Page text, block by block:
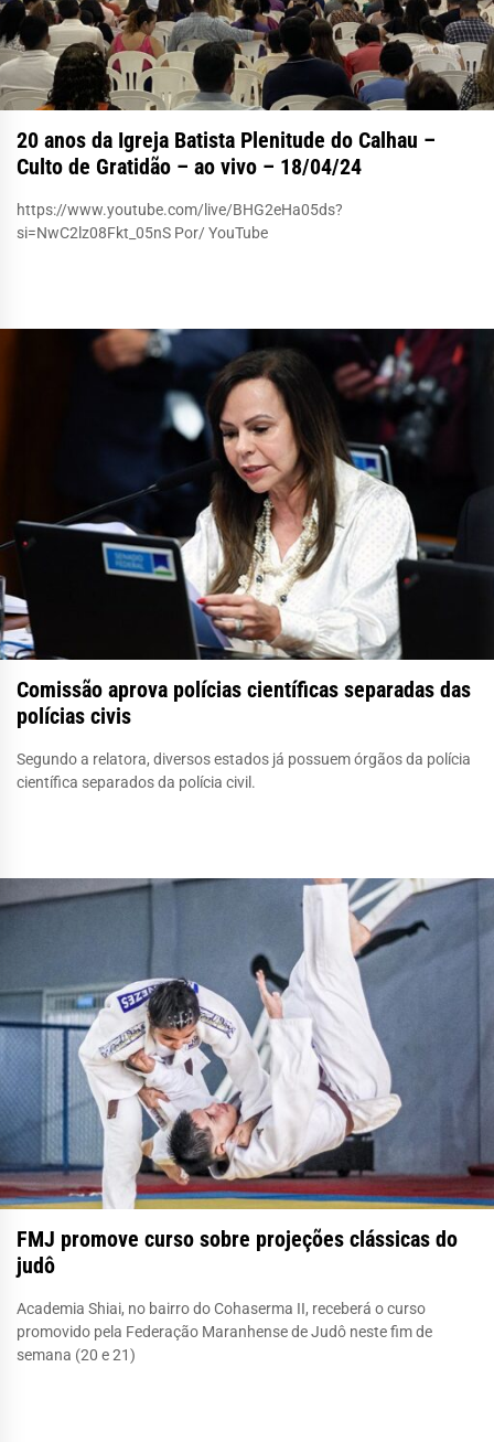
20 anos da Igreja Batista Plenitude do Calhau –
Culto de Gratidão – ao vivo – 18/04/24
https://www.youtube.com/live/BHG2eHa05ds?
si=NwC2lz08Fkt_05nS Por/ YouTube
Comissão aprova polícias científicas separadas das
polícias civis
Segundo a relatora, diversos estados já possuem órgãos da polícia
científica separados da polícia civil.
FMJ promove curso sobre projeções clássicas do
judô
Academia Shiai, no bairro do Cohaserma II, receberá o curso
promovido pela Federação Maranhense de Judô neste fim de
semana (20 e 21)